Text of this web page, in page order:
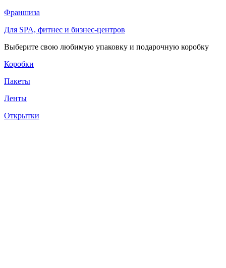
Франшиза
Для SPA, фитнес и бизнес-центров
Выберите свою любимую упаковку и подарочную коробку
Коробки
Пакеты
Ленты
Открытки